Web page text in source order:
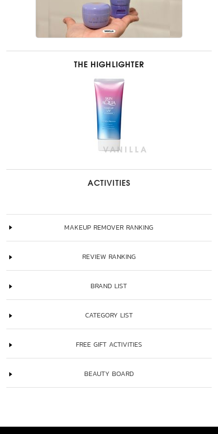
THE HIGHLIGHTER
ACTIVITIES
MAKEUP REMOVER RANKING
REVIEW RANKING
BRAND LIST
CATEGORY LIST
FREE GIFT ACTIVITIES
BEAUTY BOARD